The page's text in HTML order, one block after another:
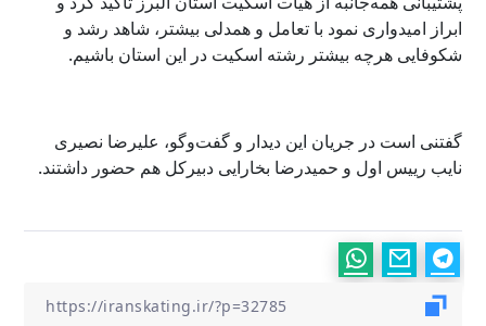
ابراز امیدواری نمود با تعامل و همدلی بیشتر، شاهد رشد و
شکوفایی هرچه بیشتر رشته اسکیت در این استان باشیم.
گفتنی است در جریان این دیدار و گفت‌وگو، علیرضا نصیری
نایب رییس اول و حمیدرضا بخارایی دبیرکل هم حضور داشتند.